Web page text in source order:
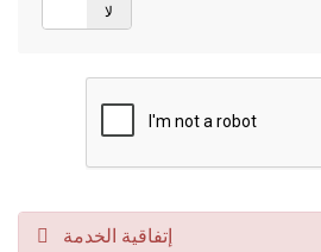
لا
إتفاقية الخدمة